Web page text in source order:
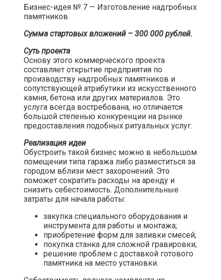
Бизнес-идея № 7 — Изготовление надгробных
памятников​
Сумма стартовых вложений – 300 000 рублей.
Суть проекта
Основу этого коммерческого проекта
составляет открытие предприятия по
производству надгробных памятников и
сопутствующей атрибутики из искусственного
камня, бетона или других материалов. Это
услуга всегда востребована, но отличается
большой степенью конкуренции на рынке
предоставления подобных ритуальных услуг.​
Реализация идеи
Обустроить такой бизнес можно в небольшом
помещении типа гаража либо разместиться за
городом вблизи мест захоронений. Это
поможет сократить расходы на аренду и
снизить себестоимость. Дополнительные
затраты для начала работы:
закупка специального оборудования и
инструмента для работы и монтажа;
приобретение форм для заливки смесей;
покупка станка для сложной гравировки;
решение проблем с доставкой готового
памятника на место установки.